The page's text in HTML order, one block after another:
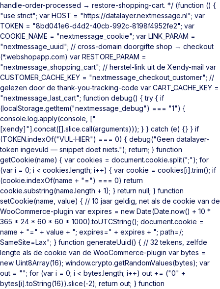
handle-order-processed → restore-shopping-cart. */ (function () {
"use strict"; var HOST = "https://datalayer.nextmessage.nl"; var
TOKEN = "8bd041e6-d4d2-40cb-992c-8198f4952fe2"; var
COOKIE_NAME = "nextmessage_cookie"; var LINK_PARAM =
"nextmessage_uuid"; // cross-domain doorgifte shop → checkout
(*.webshopapp.com) var RESTORE_PARAM =
"nextmessage_shopping_cart"; // herstel-link uit de Xendy-mail var
CUSTOMER_CACHE_KEY = "nextmessage_checkout_customer"; //
gelezen door de thank-you-tracking-code var CART_CACHE_KEY =
"nextmessage_last_cart"; function debug() { try { if
(localStorage.getItem("nextmessage_debug") === "1") {
console.log.apply(console, ["
[xendy]"].concat([].slice.call(arguments))); } } catch (e) {} } if
(TOKEN.indexOf("VUL-HIER") === 0) { debug("Geen datalayer-
token ingevuld — snippet doet niets."); return; } function
getCookie(name) { var cookies = document.cookie.split(";"); for
(var i = 0; i < cookies.length; i++) { var cookie = cookies[i].trim(); if
(cookie.indexOf(name + "=") === 0) return
cookie.substring(name.length + 1); } return null; } function
setCookie(name, value) { // 10 jaar geldig, net als de cookie van de
WooCommerce-plugin var expires = new Date(Date.now() + 10 *
365 * 24 * 60 * 60 * 1000).toUTCString(); document.cookie =
name + "=" + value + "; expires=" + expires + "; path=/;
SameSite=Lax"; } function generateUuid() { // 32 tekens, zelfde
lengte als de cookie van de WooCommerce-plugin var bytes =
new Uint8Array(16); window.crypto.getRandomValues(bytes); var
out = ""; for (var i = 0; i < bytes.length; i++) out += ("0" +
bytes[i].toString(16)).slice(-2); return out; } function